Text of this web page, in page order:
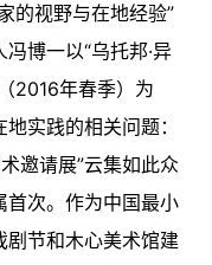
的视野与在地经验”
博一以“乌托邦·异
2016年春季）为
实践的相关问题：
邀请展”云集如此众
首次。作为中国最小
剧节和木心美术馆建